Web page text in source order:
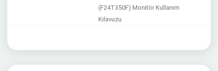
(F24T350F) Monitör Kullanım
Kılavuzu